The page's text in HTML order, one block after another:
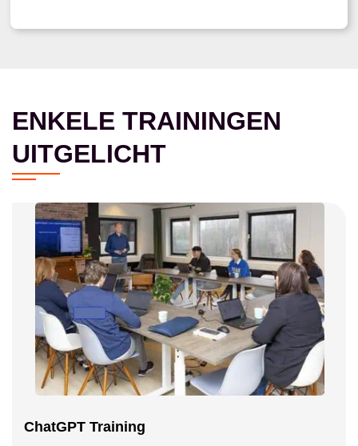
ENKELE TRAININGEN
UITGELICHT
ChatGPT Training